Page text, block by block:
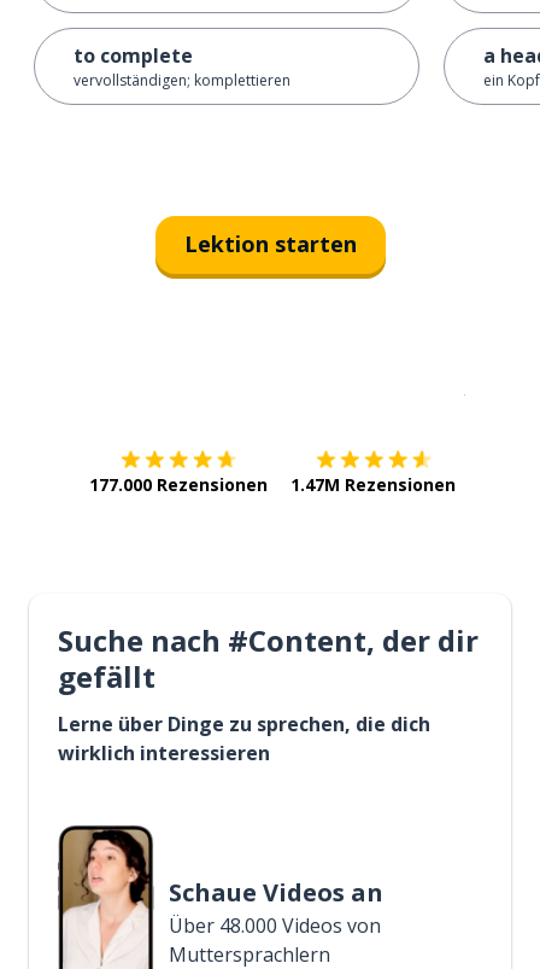
to complete
vervollständigen; komplettieren
a
ein Kopf
Lektion starten
177.000 Rezensionen 1.47M Rezensionen
Suche nach #Content, der dir
gefällt
Lerne über Dinge zu sprechen, die dich
wirklich interessieren
Schaue Videos an
Über 48.000 Videos von
Muttersprachlern